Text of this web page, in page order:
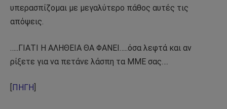
υπερασπίζομαι με μεγαλύτερο πάθος αυτές τις
απόψεις.
…..ΓΙΑΤΙ Η ΑΛΗΘΕΙΑ ΘΑ ΦΑΝΕΙ…..όσα λεφτά και αν
ρίξετε για να πετάνε λάσπη τα ΜΜΕ σας….
ΠΗΓΗ